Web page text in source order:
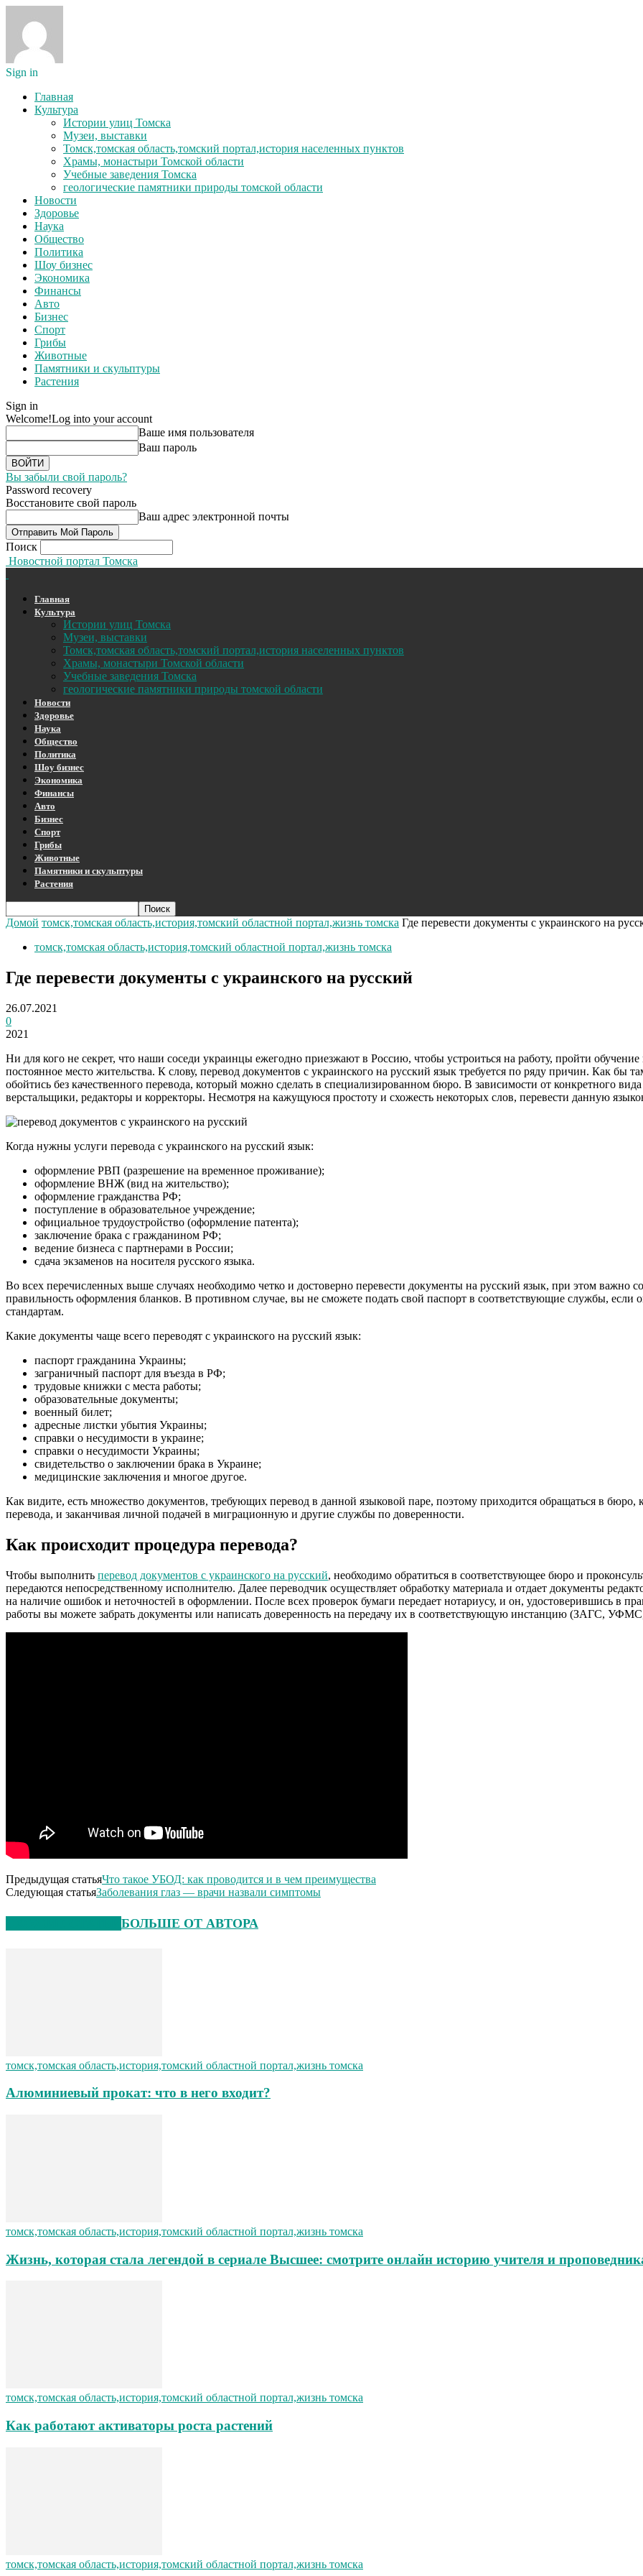
Sign in
Главная
Культура
Истории улиц Томска
Музеи, выставки
Томск,томская область,томский портал,история населенных пунктов
Храмы, монастыри Томской области
Учебные заведения Томска
геологические памятники природы томской области
Новости
Здоровье
Наука
Общество
Политика
Шоу бизнес
Экономика
Финансы
Авто
Бизнес
Спорт
Грибы
Животные
Памятники и скульптуры
Растения
Sign in
Welcome!Log into your account
Ваше имя пользователя
Ваш пароль
Вы забыли свой пароль?
Password recovery
Восстановите свой пароль
Ваш адрес электронной почты
Поиск
Новостной портал Томска
Главная
Культура
Истории улиц Томска
Музеи, выставки
Томск,томская область,томский портал,история населенных пунктов
Храмы, монастыри Томской области
Учебные заведения Томска
геологические памятники природы томской области
Новости
Здоровье
Наука
Общество
Политика
Шоу бизнес
Экономика
Финансы
Авто
Бизнес
Спорт
Грибы
Животные
Памятники и скульптуры
Растения
Домой томск,томская область,история,томский областной портал,жизнь томска Где перевести документы с украинского на
томск,томская область,история,томский областной портал,жизнь томска
Где перевести документы с украинского на русский
26.07.2021
0
2021
Ни для кого не секрет, что наши соседи украинцы ежегодно приезжают в Россию, чтобы устроиться на работу, пройти
постоянное место жительства. К слову, перевод документов с украинского на русский язык требуется по ряду причин. Как
обойтись без качественного перевода, который можно сделать в специализированном бюро. В зависимости от конкретного
верстальщики, редакторы и корректоры. Несмотря на кажущуюся простоту и схожесть некоторых слов, перевести данную
Когда нужны услуги перевода с украинского на русский язык:
оформление РВП (разрешение на временное проживание);
оформление ВНЖ (вид на жительство);
оформление гражданства РФ;
поступление в образовательное учреждение;
официальное трудоустройство (оформление патента);
заключение брака с гражданином РФ;
ведение бизнеса с партнерами в России;
сдача экзаменов на носителя русского языка.
Во всех перечисленных выше случаях необходимо четко и достоверно перевести документы на русский язык, при этом важно
правильность оформления бланков. В противном случае, вы не сможете подать свой паспорт в соответствующие службы, если
стандартам.
Какие документы чаще всего переводят с украинского на русский язык:
паспорт гражданина Украины;
заграничный паспорт для въезда в РФ;
трудовые книжки с места работы;
образовательные документы;
военный билет;
адресные листки убытия Украины;
справки о несудимости в украине;
справки о несудимости Украины;
свидетельство о заключении брака в Украине;
медицинские заключения и многое другое.
Как видите, есть множество документов, требующих перевод в данной языковой паре, поэтому приходится обращаться в бюро,
перевода, и заканчивая личной подачей в миграционную и другие службы по доверенности.
Как происходит процедура перевода?
Чтобы выполнить перевод документов с украинского на русский, необходимо обратиться в соответствующее бюро и
передаются непосредственному исполнителю. Далее переводчик осуществляет обработку материала и отдает документы
на наличие ошибок и неточностей в оформлении. После всех проверок бумаги передает нотариусу, и он, удостоверившись в
работы вы можете забрать документы или написать доверенность на передачу их в соответствующую инстанцию (ЗАГС,
Предыдущая статьяЧто такое УБОД: как проводится и в чем преимущества
Следующая статьяЗаболевания глаз — врачи назвали симптомы
БОЛЬШЕ ОТ АВТОРА
томск,томская область,история,томский областной портал,жизнь томска
Алюминиевый прокат: что в него входит?
томск,томская область,история,томский областной портал,жизнь томска
Жизнь, которая стала легендой в сериале Высшее: смотрите онлайн историю учителя и
томск,томская область,история,томский областной портал,жизнь томска
Как работают активаторы роста растений
томск,томская область,история,томский областной портал,жизнь томска